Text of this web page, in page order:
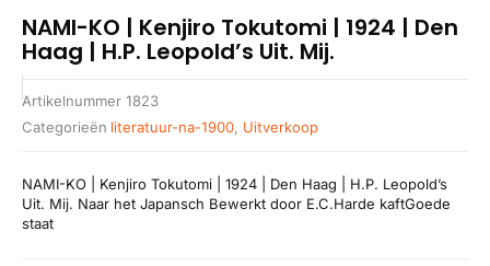
NAMI-KO | Kenjiro Tokutomi | 1924 | Den
Haag | H.P. Leopold’s Uit. Mij.
Artikelnummer 1823
Categorieën literatuur-na-1900 Uitverkoop
NAMI-KO | Kenjiro Tokutomi | 1924 | Den Haag | H.P. Leopold’s
Uit. Mij. Naar het Japansch Bewerkt door E.C.Harde kaftGoede
staat